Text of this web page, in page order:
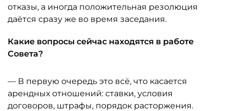
отказы, а иногда положительная резолюция
даётся сразу же во время заседания.
Какие вопросы сейчас находятся в работе
Совета?
— В первую очередь это всё, что касается
арендных отношений: ставки, условия
договоров, штрафы, порядок расторжения.